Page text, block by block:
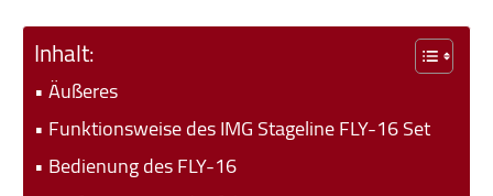
Inhalt:
Äußeres
Funktionsweise des IMG Stageline FLY-16 Set
Bedienung des FLY-16